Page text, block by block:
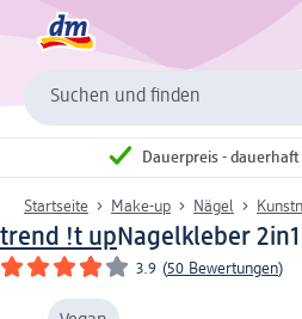
Suchen und finden
Dauerpreis -
Startseite Make-up Nägel
trend !t upNagelkleber
3.9 (50 Bewertungen)